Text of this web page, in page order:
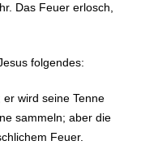
Das Feuer erlosch,
folgendes:
wird seine Tenne
sammeln; aber die
Feuer.